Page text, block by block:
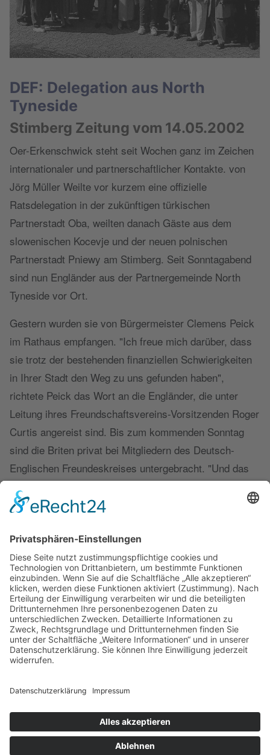
DEF: Delegation aus North
Tyneside
Stimberg Zeitung vom 14.05.2002
Oer-Erkenschwick steht seit Wochen ganz im Zeichen
internationaler und partnerschaftlicher Kontakte. von
Jörg Müller Weilte vor kurzem eine offizielle
Ratsdelegation in der zukünftigen türkischen
Partnerstadt Oba, weilten danach Gäste aus dem
slowenischen Kocevje und der neuen polnischen
Partnerstadt Pniewy am Stimberg. Seit Sonntagabend
sind nun Engländer aus der Partnergemeinde North
Tyneside vor Ort.
Gestern wurden sie von Bürgermeister Clemens Peick
im Rathaus empfangen. "Ich freue mich darüber, dass
sie trotz der bestehenden finanziellen Schwierigkeiten
in Ihrer Stadt den Weg zu uns gefunden haben",
richtete Peick das Wort an die Engländer, die unter
Leitung ihres Freundschaftsvereins-Vorsitzenden Roger
Curtis angereist sind. Bis zum kommenden Sonntag
sind die Briten privat bei Mitgliedern des Deutsch-
Englischen Freundeskreises untergebracht. "Und das
ist uns auch sehr wichtig. Denn nur so kann
Freundschaft intensiviert werden", meinte DEF-
sich im nächsten Jahr auch ein Team aus North
Tyneside an den in Oer-Erkenschwick stattfindenden
Spielen der Freundschaft beteiligt. Maschke kritisierte
übrigens noch einmal die "Aufregung" über die Türkei-
Reise der Ratsdelegation: "Völlig daneben. Solch eine
Fahrt ist doch sinnvoll."
Unser Sponsor:
Links Kontakt
Impressum
Datenschutz